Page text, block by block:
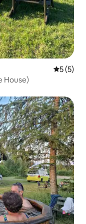
5 de
5 (5)
House)